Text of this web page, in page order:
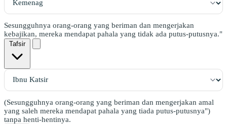
Sesungguhnya orang-orang yang beriman dan mengerjakan
kebajikan, mereka mendapat pahala yang tidak ada putus-putusnya."
Tafsir
(Sesungguhnya orang-orang yang beriman dan mengerjakan amal
yang saleh mereka mendapat pahala yang tiada putus-putusnya")
tanpa henti-hentinya.